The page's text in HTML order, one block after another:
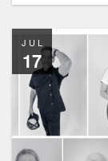
JUL
17